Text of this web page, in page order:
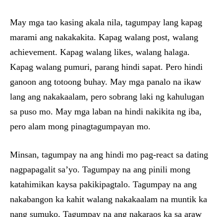
May mga tao kasing akala nila, tagumpay lang kapag
marami ang nakakakita. Kapag walang post, walang
achievement. Kapag walang likes, walang halaga.
Kapag walang pumuri, parang hindi sapat. Pero hindi
ganoon ang totoong buhay. May mga panalo na ikaw
lang ang nakakaalam, pero sobrang laki ng kahulugan
sa puso mo. May mga laban na hindi nakikita ng iba,
pero alam mong pinagtagumpayan mo.
Minsan, tagumpay na ang hindi mo pag-react sa dating
nagpapagalit sa’yo. Tagumpay na ang pinili mong
katahimikan kaysa pakikipagtalo. Tagumpay na ang
nakabangon ka kahit walang nakakaalam na muntik ka
nang sumuko. Tagumpay na ang nakaraos ka sa araw